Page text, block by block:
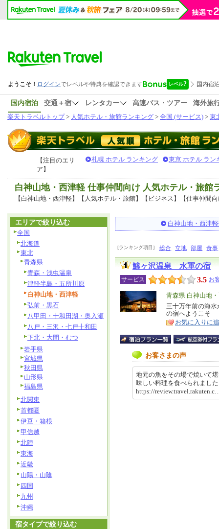
国内宿泊 交通＋宿 レンタカー 高速バス・ツアー
海外旅
楽天トラベルトップ> 人気ホテル・旅館ランキング > 全国 (サービス) > 東
【注目のエリ
ア】
札幌 ホテル ランキング 東京 ホテル ラン
白神山地・西津軽 仕事仲間向け 人気ホテル・旅館
【白神山地・西津軽】【人気ホテル・旅館】【ビジネス】【仕事仲間
白神山地・西津軽
[ランキング項目] 総合 立地 部屋 食事
鯵ヶ沢温泉 水軍の宿
サービス 3.5 お
エ
リ
ア
青森県 白神山地
特
徴
三十万年前の海
の宿へようこそ
お気に入りに
お客さまの声
地元の魚をその場で焼いて
味しい料理を食べられまし
https://
エリアで絞り込む
全国
北海道
東北
青森県
青森・浅虫温泉
津軽半島・五所川原
白神山地・西津軽
弘前・黒石
八甲田・十和田湖・奥入瀬
八戸・三沢・七戸十和田
下北・大間・むつ
岩手県
宮城県
秋田県
山形県
福島県
北関東
首都圏
伊豆・箱根
甲信越
北陸
東海
近畿
山陽・山陰
四国
九州
沖縄
宿タイプで絞り込む